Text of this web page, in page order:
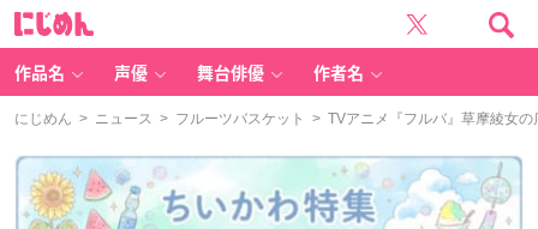
作品名 声優 舞台俳優 作者名
にじめん > ニュース > フルーツバスケット > TVアニメ『フルバ』草摩綾女